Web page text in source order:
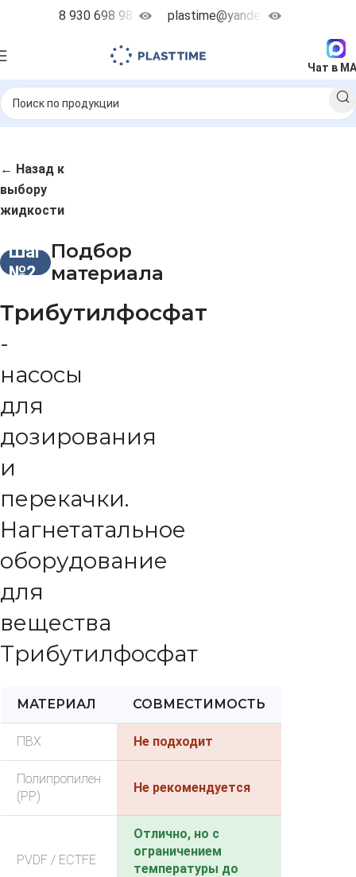
8 930 698 98 38 plastime@yandex.ru
Чат в
← Назад к
выбору
жидкости
Шаг
№2
Подбор
материала
Трибутилфосфат
-
насосы
для
дозирования
и
перекачки.
Нагнетатальное
оборудование
для
вещества
Трибутилфосфат
МАТЕРИАЛ СОВМЕСТИМОСТЬ
ПВХ Не подходит
Полипропилен
(PP)
Не рекомендуется
PVDF / ECTFE
Отлично, но с
ограничением
температуры до